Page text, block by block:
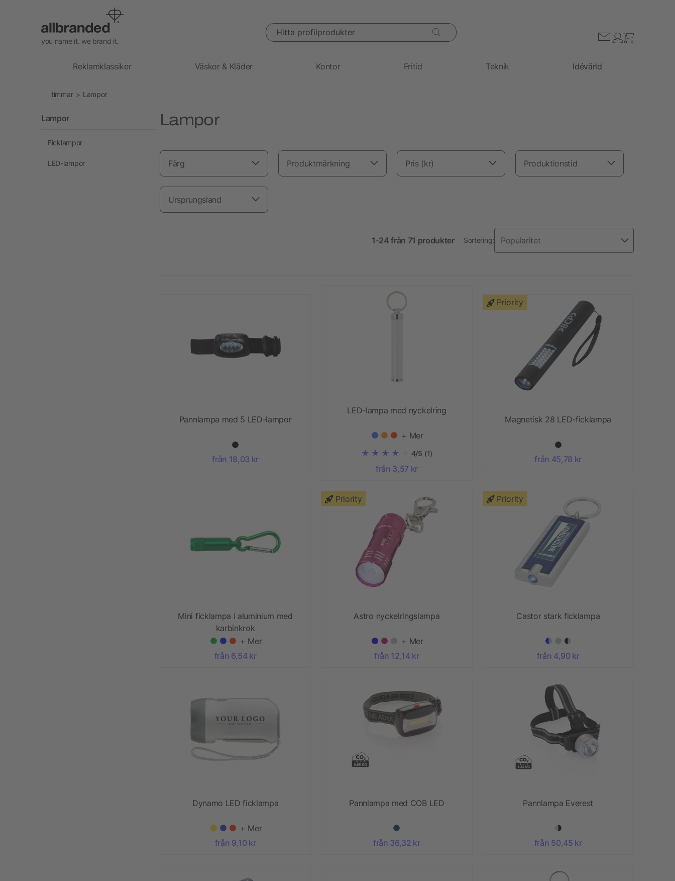
you name it. we brand it.
Hitta profilprodukter
Reklamklassiker Väskor & Kläder Kontor Fritid Teknik Idévärld
timmar Lampor
Lampor
Färg Produktmärkning Pris (kr) Produktionstid
Ursprungsland
1-24 från 71 produkter Sortering:
Pannlampa med 5 LED-lampor
från 18,03 kr
LED-lampa med nyckelring
+ Mer
4/5 (1)
från 3,57 kr
Priority
Magnetisk 28 LED-ficklampa
från 45,78 kr
Mini ficklampa i aluminium med
karbinkrok
+ Mer
från 6,54 kr
Priority
Astro nyckelringslampa
+ Mer
från 12,14 kr
Priority
Castor stark ficklampa
från 4,90 kr
Dynamo LED ficklampa
+ Mer
från 9,10 kr
Pannlampa med COB LED
från 36,32 kr
Pannlampa Everest
från 50,45 kr
Lampor
Ficklampor
LED-lampor